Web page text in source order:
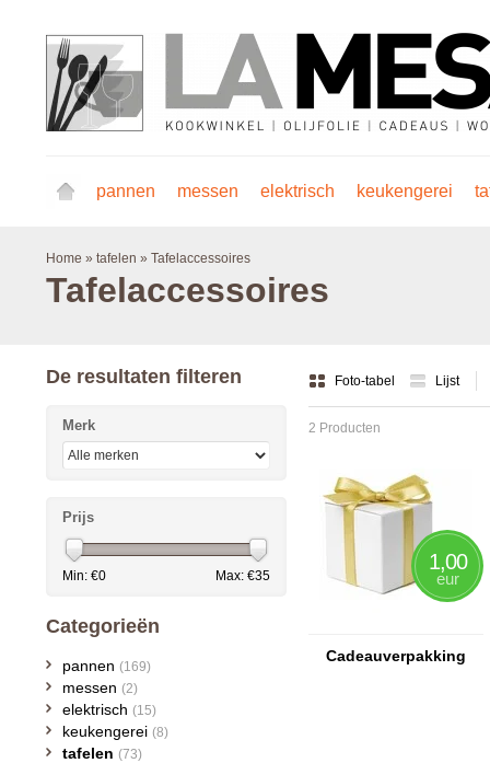
pannen messen elektrisch keukengerei
Home » tafelen » Tafelaccessoires
Tafelaccessoires
Foto-tabel Lijst
2 Producten
1,00
eur
Cadeauverpakking
De resultaten filteren
Merk
Prijs
Min: €0 Max: €35
Categorieën
pannen (169)
messen (2)
elektrisch (15)
keukengerei (8)
tafelen (73)